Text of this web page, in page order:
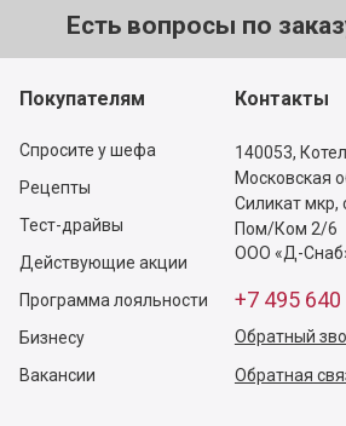
Есть вопросы по
Покупателям
Спросите у шефа
Рецепты
Тест-драйвы
Действующие акции
Программа лояльности
Бизнесу
Вакансии
Контакты
140053,
Московская
Силикат мкр,
Пом/Ком 2/6
ООО «Д-
+7 495 640
Обратный
Обратная